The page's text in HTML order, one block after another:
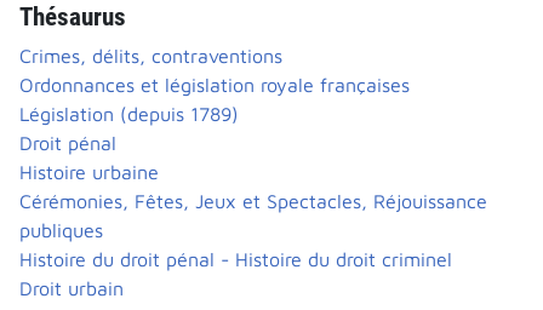
Thésaurus
Crimes, délits, contraventions
Ordonnances et législation royale françaises
Législation (depuis 1789)
Droit pénal
Histoire urbaine
Cérémonies, Fêtes, Jeux et Spectacles, Réjouissance
publiques
Histoire du droit pénal - Histoire du droit criminel
Droit urbain